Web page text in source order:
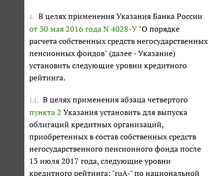
1.
В целях применения Указания Банка России
от 30 мая 2016 года N 4028-У "О порядке
расчета собственных средств негосударственных
пенсионных фондов" (далее - Указание)
установить следующие уровни кредитного
рейтинга.
1.1.
В целях применения абзаца четвертого
пункта 2 Указания установить для выпуска
облигаций кредитных организаций,
приобретенных в состав собственных средств
негосударственного пенсионного фонда после
13 июля 2017 года, следующие уровни
кредитного рейтинга: "ruA-" по национальной